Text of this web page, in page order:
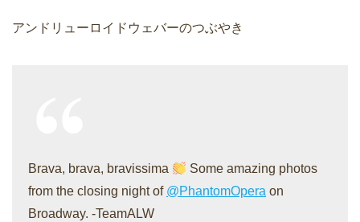
アンドリューロイドウェバーのつぶやき
Brava, brava, bravissima
Some amazing photos
from the closing night of @PhantomOpera on
Broadway. -TeamALW